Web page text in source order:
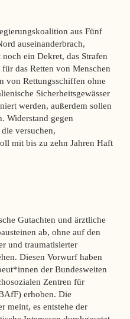
aus Fünf
auseinanderbrach,
ein Dekret, das Strafen
das Retten von Menschen
von Rettungsschiffen ohne
Sicherheitsgewässer
werden, außerdem sollen
Widerstand gegen
versuchen,
mit bis zu zehn Jahren Haft
Gutachten und ärztliche
ab, ohne auf den
und traumatisierter
Diesen Vorwurf haben
der Bundesweiten
Zentren für
erhoben. Die
meint, es entstehe der